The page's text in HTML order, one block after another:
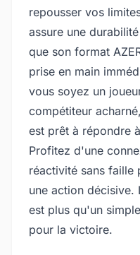
repousser vos
assure une
que son format
prise en main
vous soyez un
compétiteur
est prêt à répondre
Profitez d'une
réactivité sans faille
une action décisive.
est plus qu'un
pour la victoire.